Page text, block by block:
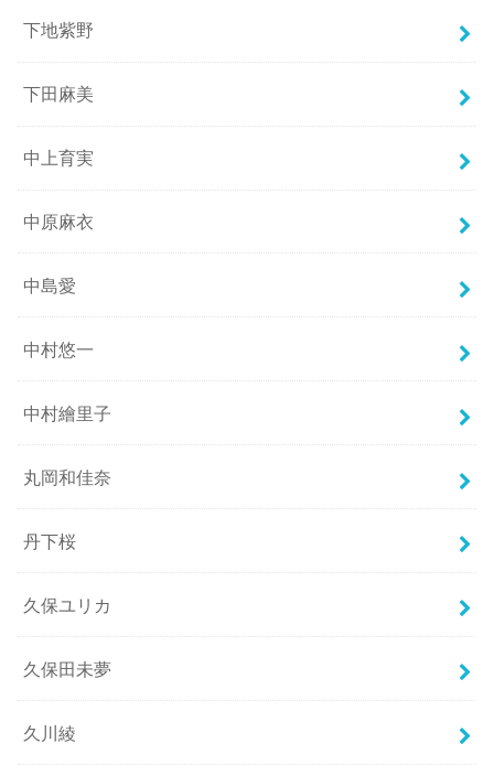
下地紫野
下田麻美
中上育実
中原麻衣
中島愛
中村悠一
中村繪里子
丸岡和佳奈
丹下桜
久保ユリカ
久保田未夢
久川綾